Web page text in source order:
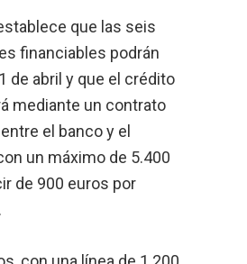
que las seis
financiables podrán
de abril y que el crédito
mediante un contrato
el banco y el
un máximo de 5.400
de 900 euros por